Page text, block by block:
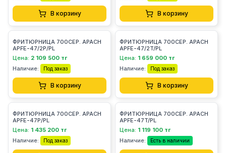
В корзину В корзину
ФРИТЮРНИЦА 700СЕР. APACH
APFE-47/2P/PL
Цена: 2 109 500 тг
Наличие:
Под заказ
В корзину
ФРИТЮРНИЦА 700СЕР. APACH
APFE-47/2T/PL
Цена: 1 659 000 тг
Наличие:
Под заказ
В корзину
ФРИТЮРНИЦА 700СЕР. APACH
APFE-47P/PL
Цена: 1 435 200 тг
Наличие:
Под заказ
ФРИТЮРНИЦА 700СЕР. APACH
APFE-47T/PL
Цена: 1 119 100 тг
Наличие:
Есть в наличии